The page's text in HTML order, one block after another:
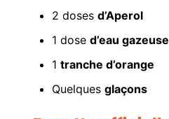
2 doses d’Aperol
1 dose d’eau gazeuse
1 tranche d’orange
Quelques glaçons